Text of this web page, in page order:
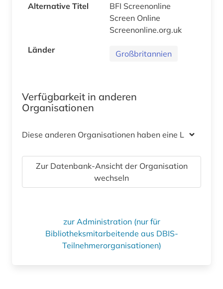
Alternative Titel
BFI Screenonline
Screen Online
Screenonline.org.uk
Länder
Großbritannien
Verfügbarkeit in anderen
Organisationen
Diese anderen Organisationen haben eine Lizenz
Zur Datenbank-Ansicht der Organisation
wechseln
zur Administration (nur für
Bibliotheksmitarbeitende aus DBIS-
Teilnehmerorganisationen)